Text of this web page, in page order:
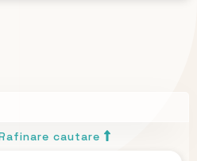
cautare